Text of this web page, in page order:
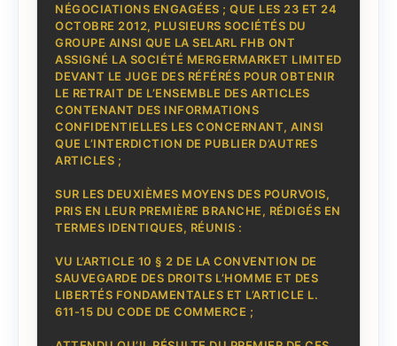
NÉGOCIATIONS ENGAGÉES ; QUE LES 23 ET 24
OCTOBRE 2012, PLUSIEURS SOCIÉTÉS DU
GROUPE AINSI QUE LA SELARL FHB ONT
ASSIGNÉ LA SOCIÉTÉ MERGERMARKET LIMITED
DEVANT LE JUGE DES RÉFÉRÉS POUR OBTENIR
LE RETRAIT DE L’ENSEMBLE DES ARTICLES
CONTENANT DES INFORMATIONS
CONFIDENTIELLES LES CONCERNANT, AINSI
QUE L’INTERDICTION DE PUBLIER D’AUTRES
ARTICLES ;
SUR LES DEUXIÈMES MOYENS DES POURVOIS,
PRIS EN LEUR PREMIÈRE BRANCHE, RÉDIGÉS EN
TERMES IDENTIQUES, RÉUNIS :
VU L’ARTICLE 10 § 2 DE LA CONVENTION DE
SAUVEGARDE DES DROITS L’HOMME ET DES
LIBERTÉS FONDAMENTALES ET L’ARTICLE L.
611-15 DU CODE DE COMMERCE ;